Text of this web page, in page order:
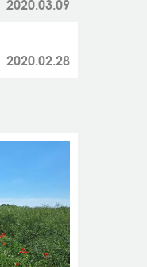
2020.03.09
2020.02.28